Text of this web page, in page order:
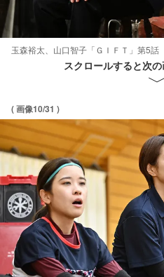
玉森裕太、山口智子「ＧＩＦＴ」第5話
スクロールすると次
( 画像10/31 )